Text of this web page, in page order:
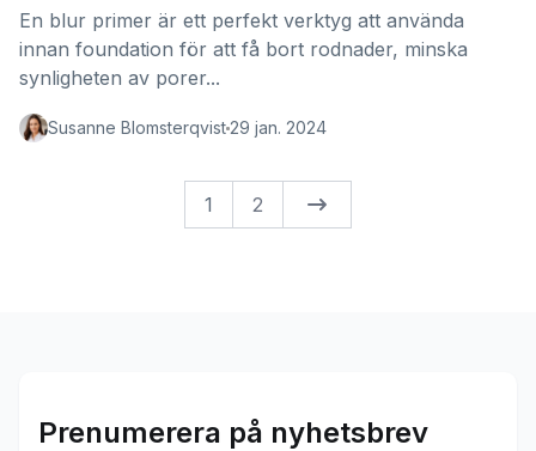
En blur primer är ett perfekt verktyg att använda
innan foundation för att få bort rodnader, minska
synligheten av porer...
Susanne Blomsterqvist 29 jan. 2024
1 2
Prenumerera på nyhetsbrev